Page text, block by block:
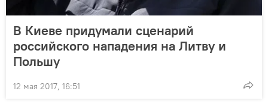
В Киеве придумали сценарий
российского нападения на Литву и
Польшу
12 мая 2017, 16:51